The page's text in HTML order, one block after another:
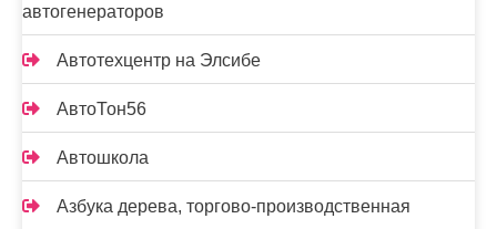
автогенераторов
Автотехцентр на Элсибе
АвтоТон56
Автошкола
Азбука дерева, торгово-производственная